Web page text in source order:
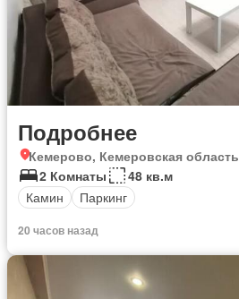
Подробнее
Кемерово, Кемеровская область
2 Комнаты
48 кв.м
Камин
Паркинг
20 часов назад